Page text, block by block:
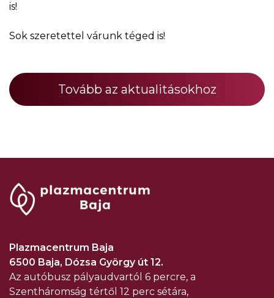
is!
Sok szeretettel várunk téged is!
Tovább az aktualitásokhoz
Plazmacentrum Baja
6500 Baja, Dózsa György út 12.
Az autóbusz pályaudvartól 6 percre, a
Szentháromság tértől 12 perc sétára,